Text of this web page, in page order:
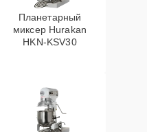
Планетарный
миксер Hurakan
HKN-KSV30